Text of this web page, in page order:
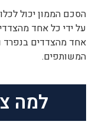
הסכם הממון יכול
על ידי כל אחד
אחד מהצדדים בנפרד
המשותפים.
למה